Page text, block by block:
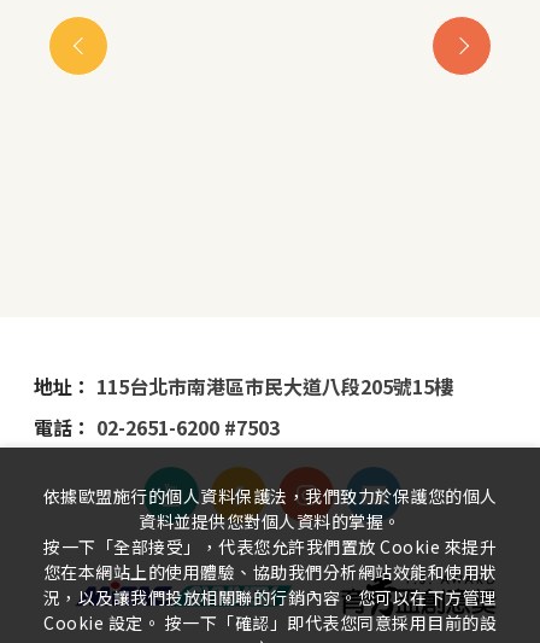
地址： 115台北市南港區市民大道八段205號15樓
電話： 02-2651-6200 #7503
依據歐盟施行的個人資料保護法，我們致力於保護您的個人
資料並提供您對個人資料的掌握。
按一下「全部接受」，代表您允許我們置放 Cookie 來提升
您在本網站上的使用體驗、協助我們分析網站效能和使用狀
況，以及讓我們投放相關聯的行銷內容。您可以在下方管理
Cookie 設定。 按一下「確認」即代表您同意採用目前的設